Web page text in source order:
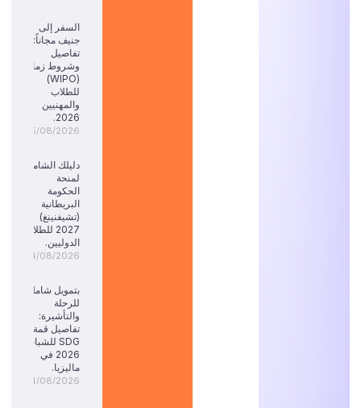
السفر إلى
جنيف مجاناً:
تفاصيل
وشروط زمالة
(WIPO)
للطلاب
والمهنيين
2026.
05/08/2026
دليلك الشامل
لمنحة
الحكومة
البريطانية
(تشيفنينغ)
2027 للطلاب
الدوليين.
04/08/2026
بتمويل شامل
للرحلة
والتأشيرة:
تفاصيل قمة
SDG للشباب
2026 في
ماليزيا.
04/08/2026